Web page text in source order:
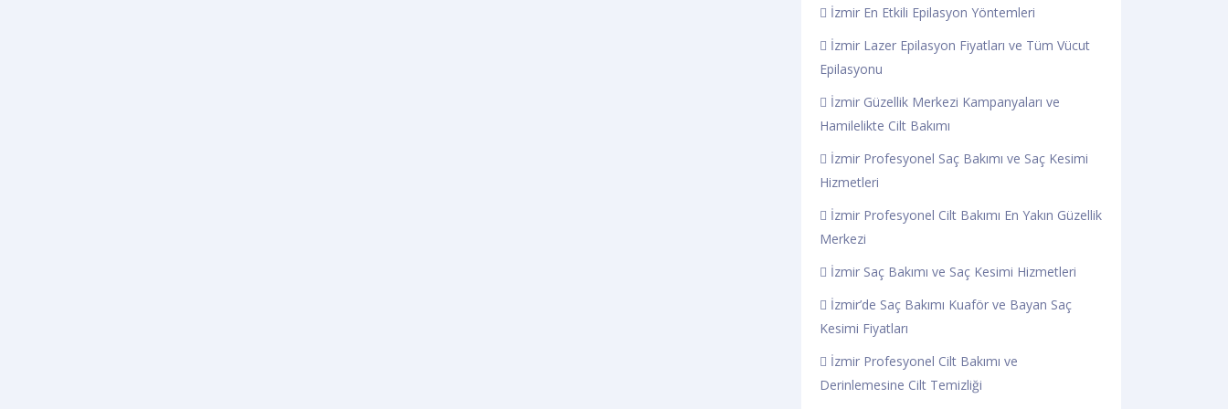
İzmir En Etkili Epilasyon Yöntemleri
İzmir Lazer Epilasyon Fiyatları ve Tüm Vücut
Epilasyonu
İzmir Güzellik Merkezi Kampanyaları ve
Hamilelikte Cilt Bakımı
İzmir Profesyonel Saç Bakımı ve Saç Kesimi
Hizmetleri
İzmir Profesyonel Cilt Bakımı En Yakın Güzellik
Merkezi
İzmir Saç Bakımı ve Saç Kesimi Hizmetleri
İzmir’de Saç Bakımı Kuaför ve Bayan Saç
Kesimi Fiyatları
İzmir Profesyonel Cilt Bakımı ve
Derinlemesine Cilt Temizliği